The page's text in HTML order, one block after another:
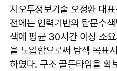
지오투정보기술 오정환 대
전에는 인력기반의 탐문수
색에 평균 30시간 이상 소
을 도입함으로써 탐색 목표
하였다. 구조 골든타임을 확